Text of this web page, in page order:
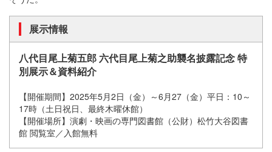
展示情報
八代目尾上菊五郎 六代目尾上菊之助襲名披露記念 特
別展示＆資料紹介
【開催期間】2025年5月2日（金）～6月27（金）平日：10～
17時（土日祝日、最終木曜休館）
【開催場所】演劇・映画の専門図書館（公財）松竹大谷図書
館 閲覧室／入館無料